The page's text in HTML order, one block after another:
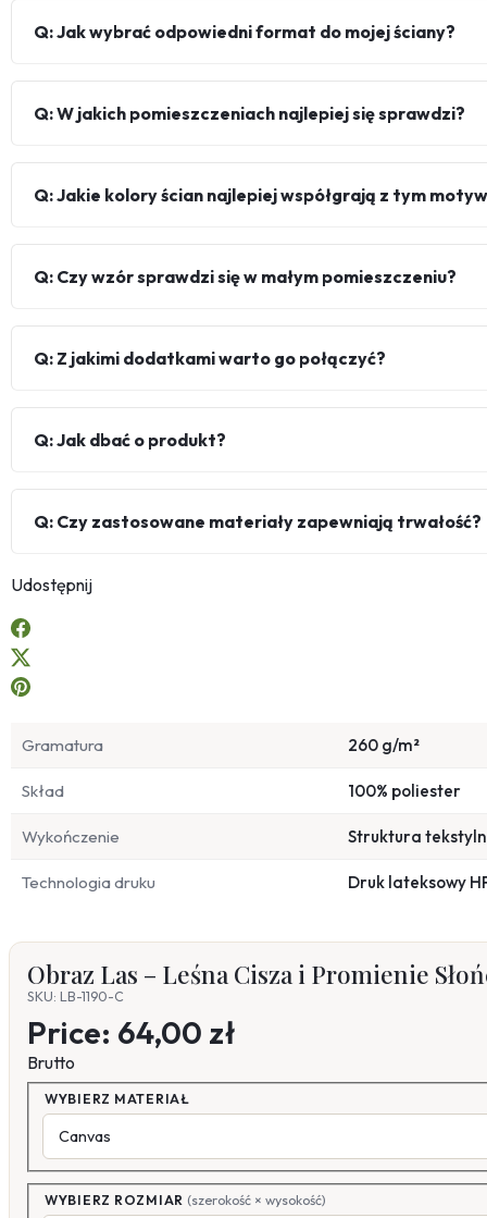
Q: Jak wybrać odpowiedni format do mojej ściany?
Q: W jakich pomieszczeniach najlepiej się sprawdzi?
Q: Jakie kolory ścian najlepiej współgrają z tym
Q: Czy wzór sprawdzi się w małym pomieszczeniu?
Q: Z jakimi dodatkami warto go połączyć?
Q: Jak dbać o produkt?
Q: Czy zastosowane materiały zapewniają trwałość?
Udostępnij
Gramatura 260 g/m²
Skład 100% poliester
Wykończenie Struktura
Technologia druku Druk lateksowy
Obraz Las – Leśna Cisza i Promienie
SKU: LB-1190-C
Price: 64,00 zł
Brutto
WYBIERZ MATERIAŁ
WYBIERZ ROZMIAR (szerokość × wysokość)